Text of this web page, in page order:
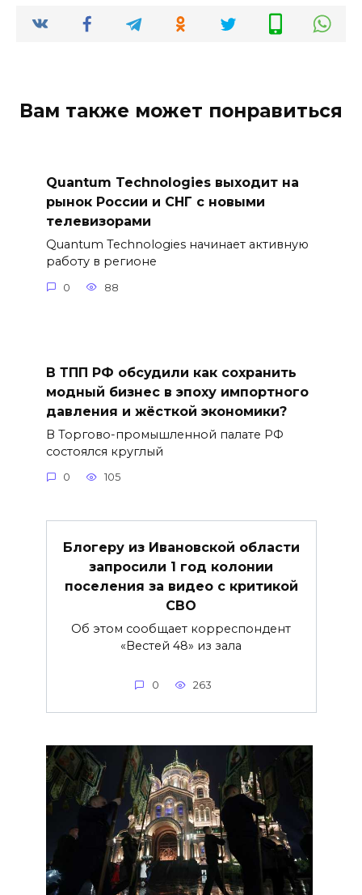
Вам также может понравиться
Quantum Technologies выходит на
рынок России и СНГ с новыми
телевизорами
Quantum Technologies начинает активную
работу в регионе
0 88
В ТПП РФ обсудили как сохранить
модный бизнес в эпоху импортного
давления и жёсткой экономики?
В Торгово-промышленной палате РФ
состоялся круглый
0 105
Блогеру из Ивановской области
запросили 1 год колонии
поселения за видео с критикой
СВО
Об этом сообщает корреспондент
«Вестей 48» из зала
0 263